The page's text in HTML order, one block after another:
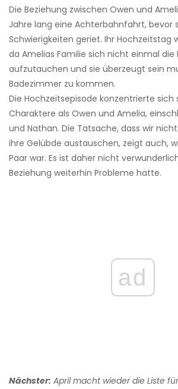
Die Beziehung zwischen Owen und
Jahre lang eine Achterbahnfahrt, bevor
Schwierigkeiten geriet. Ihr Hochzeitstag
da Amelias Familie sich nicht einmal
aufzutauchen und sie überzeugt sein
Badezimmer zu kommen.
Die Hochzeitsepisode konzentrierte sich
Charaktere als Owen und Amelia,
und Nathan. Die Tatsache, dass wir
ihre Gelübde austauschen, zeigt auch,
Paar war. Es ist daher nicht
Beziehung weiterhin Probleme hatte.
ad
Nächster: April macht wieder die Liste